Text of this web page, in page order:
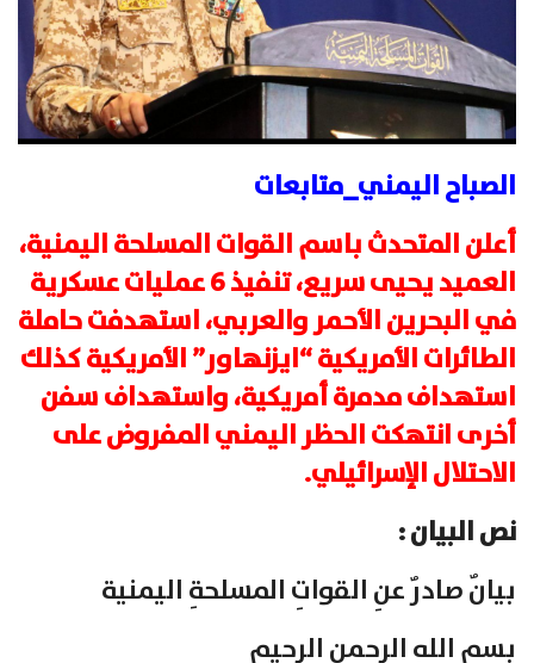
الصباح اليمني_متابعات
أعلن المتحدث باسم القوات المسلحة اليمنية،
العميد يحيى سريع، تنفيذ 6 عمليات عسكرية
في البحرين الأحمر والعربي، استهدفت حاملة
الطائرات الأمريكية “ايزنهاور” الأمريكية كذلك
استهداف مدمرة أمريكية، واستهداف سفن
أخرى انتهكت الحظر اليمني المفروض على
الاحتلال الإسرائيلي.
نص البيان :
بيانٌ صادرٌ عنِ القواتِ المسلحةِ اليمنية
بسمِ اللهِ الرحمنِ الرحيم